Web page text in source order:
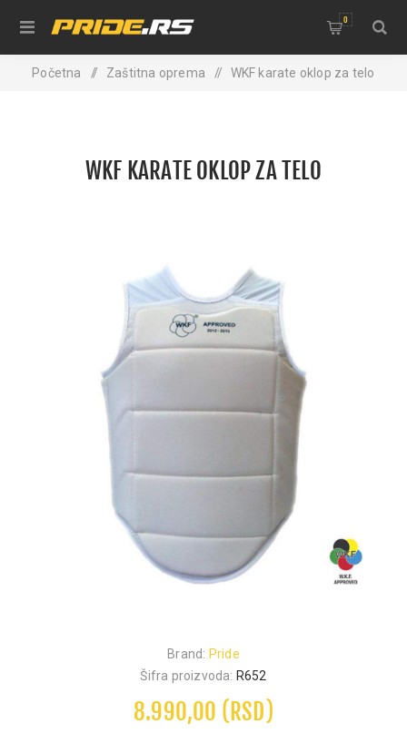
0
Početna / Zaštitna oprema / WKF karate oklop za telo
WKF KARATE OKLOP ZA TELO
Brand: Pride
Šifra proizvoda: R652
8.990,00 (RSD)